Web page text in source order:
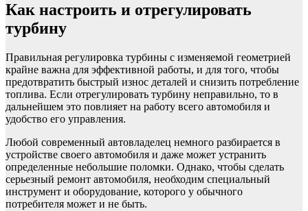
Как настроить и отрегулировать
турбину
Правильная регулировка турбины с изменяемой геометрией
крайне важна для эффективной работы, и для того, чтобы
предотвратить быстрый износ деталей и снизить потребление
топлива. Если отрегулировать турбину неправильно, то в
дальнейшем это повлияет на работу всего автомобиля и
удобство его управления.
Любой современный автовладелец немного разбирается в
устройстве своего автомобиля и даже может устранить
определенные небольшие поломки. Однако, чтобы сделать
серьезный ремонт автомобиля, необходим специальный
инструмент и оборудование, которого у обычного
потребителя может и не быть.